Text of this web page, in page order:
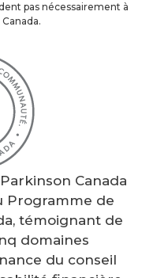
pas nécessairement à
Canada
Programme de
témoignant de
domaines
du conseil